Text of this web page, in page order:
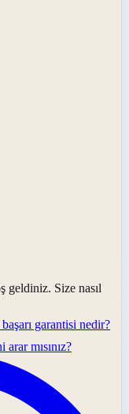
geldiniz. Size nasıl
garantisi nedir?
mısınız?